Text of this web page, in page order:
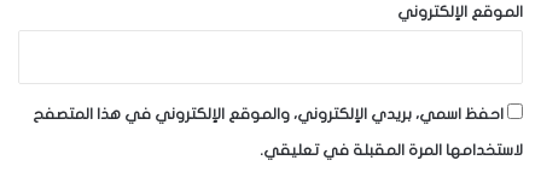
الموقع الإلكتروني
احفظ اسمي، بريدي الإلكتروني، والموقع الإلكتروني في هذا المتصفح
لاستخدامها المرة المقبلة في تعليقي.